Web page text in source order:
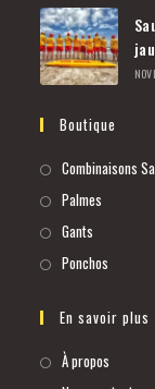
Boutique
Combinaisons
Palmes
Gants
Ponchos
En savoir plus
À propos